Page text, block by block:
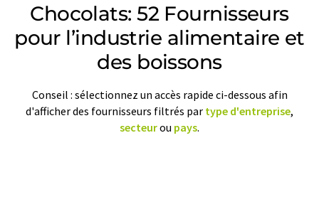
Chocolats: 52 Fournisseurs
pour l’industrie alimentaire et
des boissons
Conseil : sélectionnez un accès rapide ci-dessous afin
d'afficher des fournisseurs filtrés par type d'entreprise,
secteurou pays.